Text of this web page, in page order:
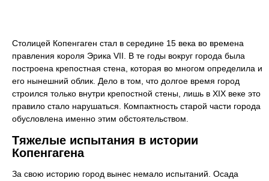
Столицей Копенгаген стал в середине 15 века во времена
правления короля Эрика VII. В те годы вокруг города была
построена крепостная стена, которая во многом определила и
его нынешний облик. Дело в том, что долгое время город
строился только внутри крепостной стены, лишь в XIX веке это
правило стало нарушаться. Компактность старой части города
обусловлена именно этим обстоятельством.
Тяжелые испытания в истории
Копенгагена
За свою историю город вынес немало испытаний. Осада